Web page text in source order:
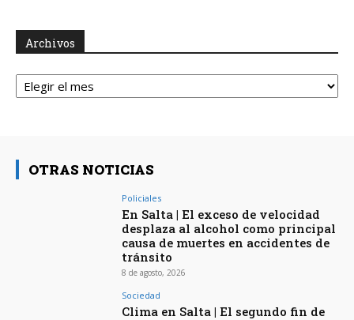
Archivos
Archivos
OTRAS NOTICIAS
Policiales
En Salta | El exceso de velocidad
desplaza al alcohol como principal
causa de muertes en accidentes de
tránsito
8 de agosto, 2026
Sociedad
Clima en Salta | El segundo fin de